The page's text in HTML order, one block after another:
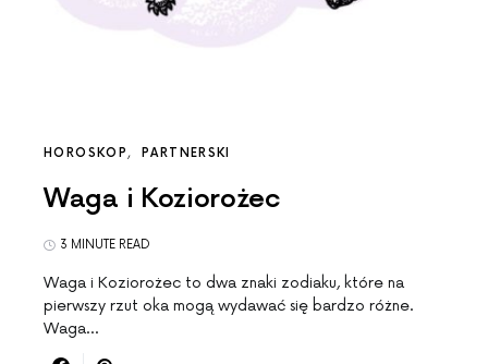
HOROSKOP PARTNERSKI
Waga i Koziorożec
3 MINUTE READ
Waga i Koziorożec to dwa znaki zodiaku, które na
pierwszy rzut oka mogą wydawać się bardzo różne.
Waga…